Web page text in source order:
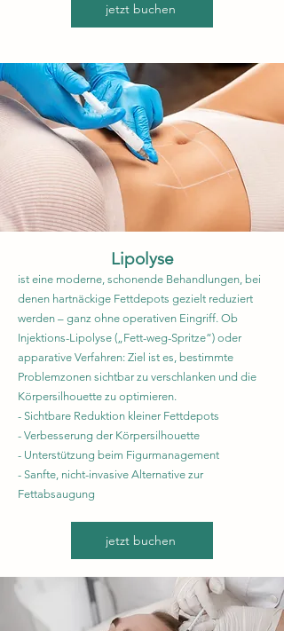
jetzt buchen
Lipolyse
ist eine moderne, schonende Behandlungen, bei
denen hartnäckige Fettdepots gezielt reduziert
werden – ganz ohne operativen Eingriff. Ob
Injektions-Lipolyse („Fett-weg-Spritze“) oder
apparative Verfahren: Ziel ist es, bestimmte
Problemzonen sichtbar zu verschlanken und die
Körpersilhouette zu optimieren.
- Sichtbare Reduktion kleiner Fettdepots
- Verbesserung der Körpersilhouette
- Unterstützung beim Figurmanagement
- Sanfte, nicht-invasive Alternative zur
Fettabsaugung
jetzt buchen